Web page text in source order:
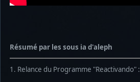
Résumé par les sous ia d'aleph
1. Relance du Programme "Reactivando" :